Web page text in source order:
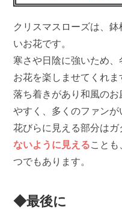
クリスマスローズは、
いお花です。
寒さや日陰に強いため
お花を楽しませてくれま
落ち着きがあり和風の
やすく、多くのファンが
花びらに見える部分は
ないように見えることも
つでもあります。
◆最後に